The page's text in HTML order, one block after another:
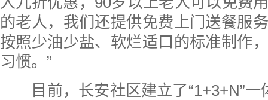
的老人，我们还提供免费上门送餐服
按照少油少盐、软烂适口的标准制作
习惯。”
目前，长安社区建立了“1+3+N”一